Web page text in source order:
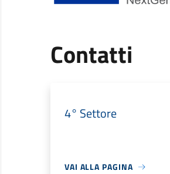
Contatti
4° Settore
VAI ALLA PAGINA